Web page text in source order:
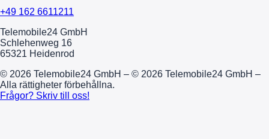
+49 162 6611211
Telemobile24 GmbH
Schlehenweg 16
65321 Heidenrod
© 2026 Telemobile24 GmbH – © 2026 Telemobile24 GmbH –
Alla rättigheter förbehållna.
Frågor? Skriv till oss!